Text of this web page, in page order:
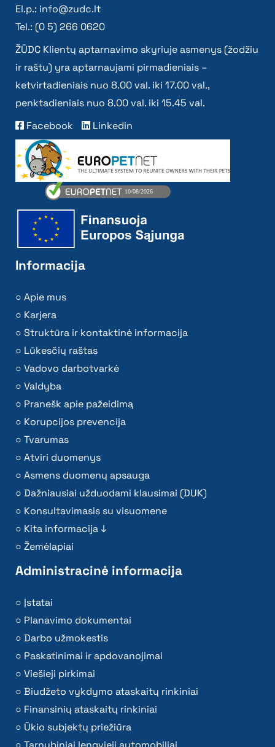
El.p.: info@zudc.lt
Tel.: (0 5) 266 0620
ŽŪDC Klientų aptarnavimo skyriuje asmenys (žodžiu
ir raštu) yra aptarnaujami pirmadieniais –
ketvirtadieniais nuo 8.00 val. iki 17.00 val.,
penktadieniais nuo 8.00 val. iki 15.45 val.
Facebook
Linkedin
Informacija
Apie mus
Karjera
Struktūra ir kontaktinė informacija
Lūkesčių raštas
Vadovo darbotvarkė
Valdyba
Pranešk apie pažeidimą
Korupcijos prevencija
Tvarumas
Atviri duomenys
Asmens duomenų apsauga
Dažniausiai užduodami klausimai (DUK)
Konsultavimasis su visuomene
Kita informacija ↓
Žemėlapiai
Administracinė informacija
Įstatai
Planavimo dokumentai
Darbo užmokestis
Paskatinimai ir apdovanojimai
Viešieji pirkimai
Biudžeto vykdymo ataskaitų rinkiniai
Finansinių ataskaitų rinkiniai
Ūkio subjektų priežiūra